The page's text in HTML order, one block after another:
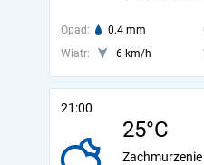
Opad: 0.4 mm
Wiatr:
6 km/h
21:00
25°C